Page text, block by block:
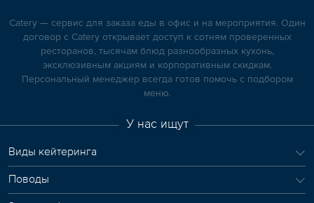
Catery — сервис для заказа еды в офис и на мероприятия. Один
договор с Catery открывает доступ к сотням проверенных
ресторанов, тысячам блюд разнообразных кухонь,
эксклюзивным акциям и корпоративным скидкам.
Персональный менеджер всегда готов помочь с подбором
меню.
У нас ищут
Виды кейтеринга
Поводы